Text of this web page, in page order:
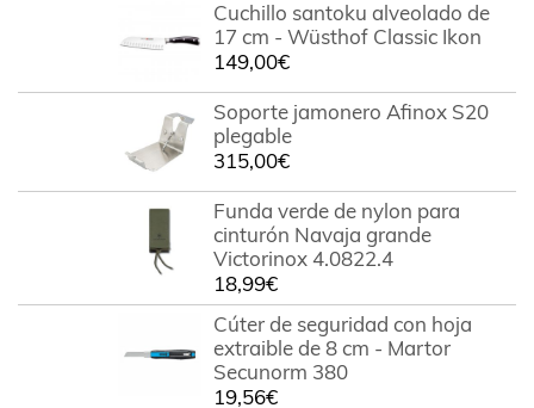
Cuchillo santoku alveolado de
17 cm - Wüsthof Classic Ikon
149,00€
Soporte jamonero Afinox S20
plegable
315,00€
Funda verde de nylon para
cinturón Navaja grande
Victorinox 4.0822.4
18,99€
Cúter de seguridad con hoja
extraible de 8 cm - Martor
Secunorm 380
19,56€